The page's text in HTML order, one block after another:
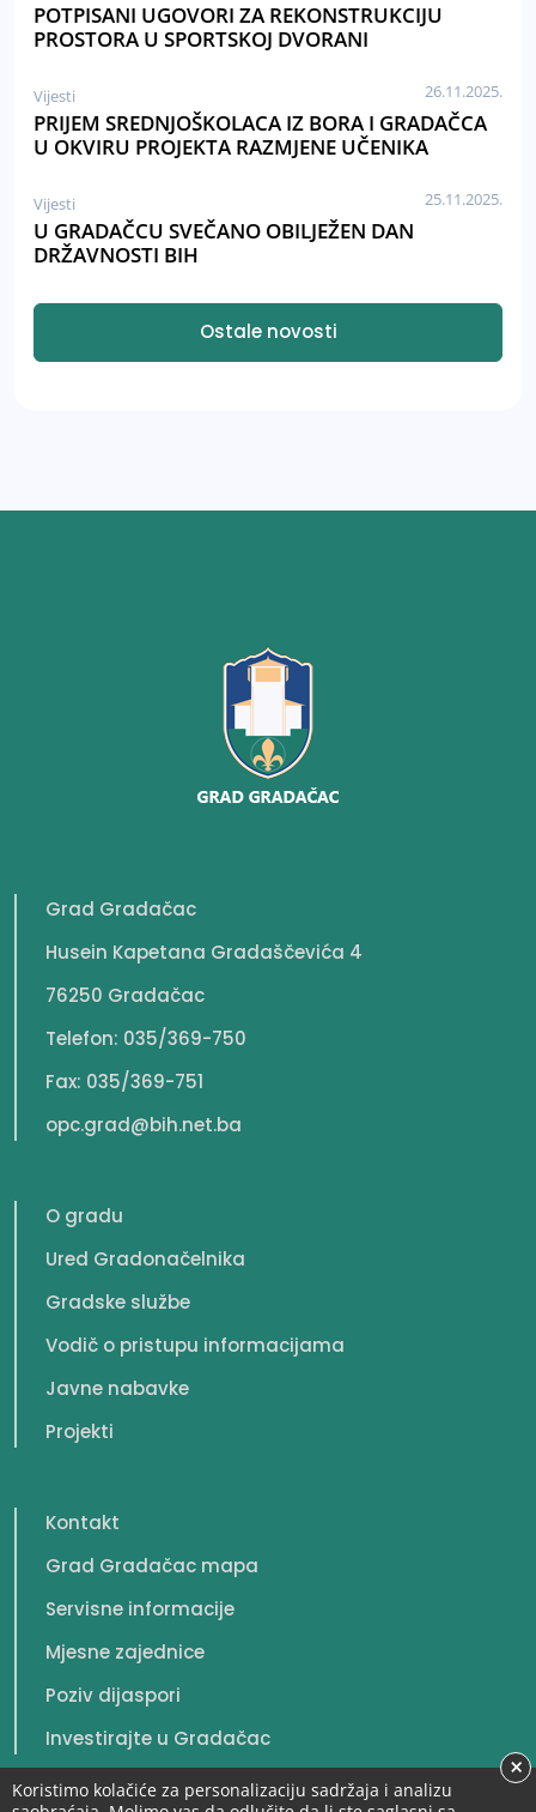
POTPISANI UGOVORI ZA REKONSTRUKCIJU
PROSTORA U SPORTSKOJ DVORANI
Vijesti 26.11.2025.
PRIJEM SREDNJOŠKOLACA IZ BORA I GRADAČCA
U OKVIRU PROJEKTA RAZMJENE UČENIKA
Vijesti 25.11.2025.
U GRADAČCU SVEČANO OBILJEŽEN DAN
DRŽAVNOSTI BIH
Ostale novosti
Grad Gradačac
Husein Kapetana Gradaščevića 4
76250 Gradačac
Telefon: 035/369-750
Fax: 035/369-751
opc.grad@bih.net.ba
O gradu
Ured Gradonačelnika
Gradske službe
Vodič o pristupu informacijama
Javne nabavke
Projekti
Kontakt
Grad Gradačac mapa
Servisne informacije
Mjesne zajednice
Poziv dijaspori
Investirajte u Gradačac
Koristimo kolačiće za personalizaciju sadržaja i analizu
×